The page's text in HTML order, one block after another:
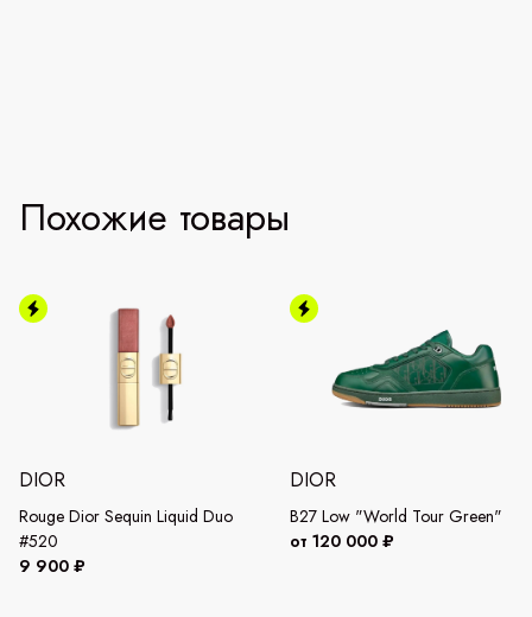
Похожие товары
DIOR
Rouge Dior Sequin Liquid Duo
#520
9 900 ₽
DIOR
B27 Low "World Tour Green"
от 120 000 ₽